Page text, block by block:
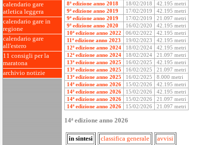
calendario gare
atletica leggera
calendario gare in
regione
calendario gare
all'estero
11 consigli per la
maratona
archivio notizie
8ª edizione anno 2018
18/02/2018
42.195 metri
9ª edizione anno 2019
17/02/2019
42.195 metri
9ª edizione anno 2019
17/02/2019
21.097 metri
9ª edizione anno 2020
16/02/2020
42.195 metri
10ª edizione anno 2022
06/02/2022
42.195 metri
11ª edizione anno 2023
19/02/2023
42.195 metri
12ª edizione anno 2024
18/02/2024
42.195 metri
12ª edizione anno 2024
18/02/2024
21.097 metri
13ª edizione anno 2025
16/02/2025
42.195 metri
13ª edizione anno 2025
16/02/2025
21.097 metri
13ª edizione anno 2025
16/02/2025
8.000 metri
14ª edizione anno 2026
15/02/2026
42.195 metri
14ª edizione anno 2026
15/02/2026
42.195 metri
14ª edizione anno 2026
15/02/2026
21.097 metri
14ª edizione anno 2026
15/02/2026 21.097 metri
14ª edizione anno 2026
in sintesi classifica generale avvisi